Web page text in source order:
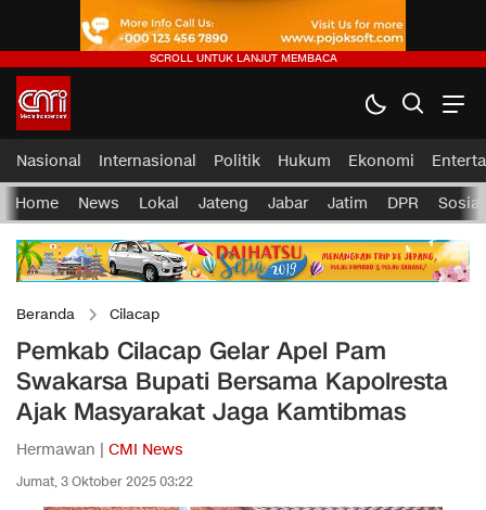
Nasional Internasional Politik Hukum Ekonomi
Home News Lokal Jateng Jabar Jatim DPR Sosial
Beranda Cilacap
Pemkab Cilacap Gelar Apel Pam
Swakarsa Bupati Bersama Kapolresta
Ajak Masyarakat Jaga Kamtibmas
Hermawan | CMI News
Jumat, 3 Oktober 2025 03:22